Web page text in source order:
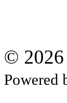
©
Powered